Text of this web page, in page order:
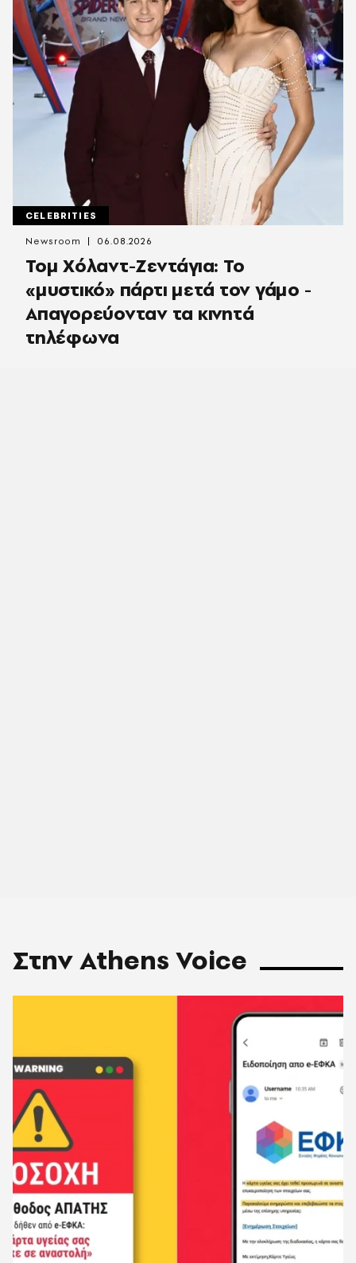
CELEBRITIES
Τομ Χόλαντ-Ζεντάγια: Το
«μυστικό» πάρτι μετά τον γάμο -
Απαγορεύονταν τα κινητά
τηλέφωνα
Newsroom 06.08.2026
Στην Athens Voice